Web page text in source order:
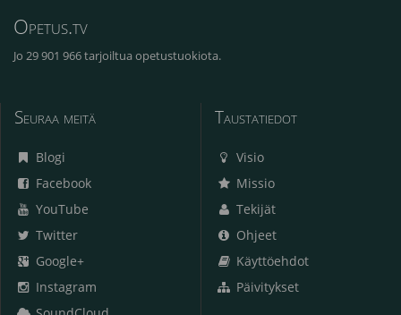
Opetus.tv
Jo 29 901 966 tarjoiltua opetustuokiota.
Seuraa meitä
Blogi
Facebook
YouTube
Twitter
Google+
Instagram
Taustatiedot
Visio
Missio
Tekijät
Ohjeet
Käyttöehdot
Päivitykset